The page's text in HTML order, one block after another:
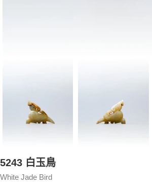
5243 白玉鳥
White Jade Bird